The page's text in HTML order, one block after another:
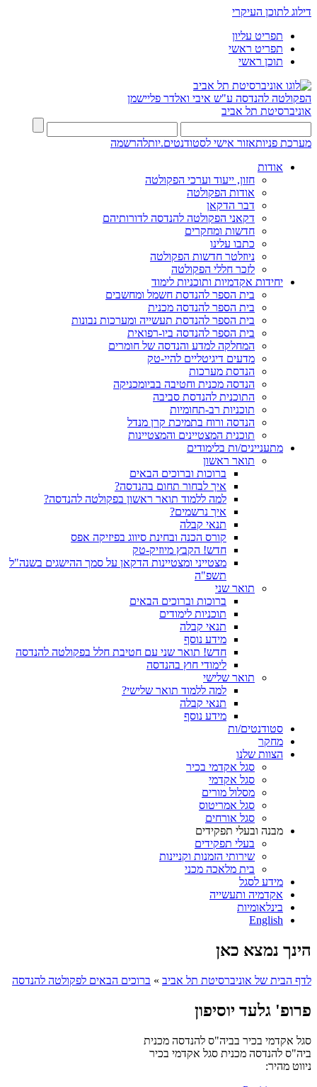
דילוג לתוכן העיקרי
תפריט עליון
תפריט ראשי
תוכן ראשי
הפקולטה להנדסה ע"ש איבי ואלדר פליישמן
אוניברסיטת תל אביב
מערכת פניותאזור אישי לסטודנטים.יותלהרשמה
אודות
חזון, ייעוד וערכי הפקולטה
אודות הפקולטה
דבר הדקאן
דקאני הפקולטה להנדסה לדורותיהם
חדשות ומחקרים
כתבו עלינו
ניוזלטר חדשות הפקולטה
לזכר חללי הפקולטה
יחידות אקדמיות ותוכניות לימוד
בית הספר להנדסת חשמל ומחשבים
בית הספר להנדסה מכנית
בית הספר להנדסת תעשייה ומערכות נבונות
בית הספר להנדסה ביו-רפואית
המחלקה למדע והנדסה של חומרים
מדעים דיגיטליים להיי-טק
הנדסת מערכות
הנדסה מכנית וחטיבה בביומכניקה
התוכנית להנדסת סביבה
תוכניות רב-תחומיות
הנדסה ורוח בתמיכת קרן מנדל
תוכנית המצטיינים והמצטיינות
מתעניינים/ות בלימודים
תואר ראשון
ברוכות וברוכים הבאים
איך לבחור תחום בהנדסה?
למה ללמוד תואר ראשון בפקולטה להנדסה?
איך נרשמים?
תנאי קבלה
קורס הכנה ובחינת סיווג בפיזיקה אפס
חדש! הקבץ מיוזיק-טק
מצטייני ומצטיינות הדקאן על סמך ההישגים בשנה"ל
תשפ"ה
תואר שני
ברוכות וברוכים הבאים
תוכניות לימודים
תנאי קבלה
מידע נוסף
חדש! תואר שני עם חטיבת חלל בפקולטה להנדסה
לימודי חוץ בהנדסה
תואר שלישי
למה ללמוד תואר שלישי?
תנאי קבלה
מידע נוסף
סטודנטים/ות
מחקר
הצוות שלנו
סגל אקדמי בכיר
סגל אקדמי
מסלול מורים
סגל אמריטוס
סגל אורחים
מבנה ובעלי תפקידים
בעלי תפקידים
שירותי הזמנות וקניינות
בית מלאכה מכני
מידע לסגל
אקדמיה ותעשייה
בינלאומיות
English
הינך נמצא כאן
לדף הבית של אוניברסיטת תל אביב » ברוכים הבאים לפקולטה להנדסה
פרופ' גלעד יוסיפון
סגל אקדמי בכיר בביה"ס להנדסה מכנית
ביה"ס להנדסה מכנית סגל אקדמי בכיר
ניווט מהיר: